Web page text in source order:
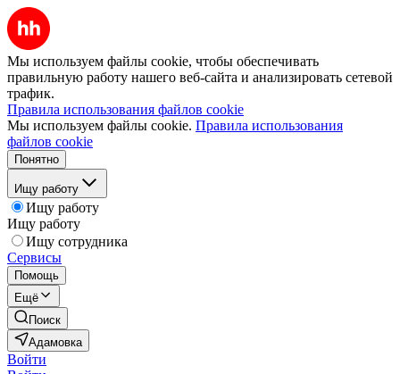
Мы используем файлы cookie, чтобы обеспечивать
правильную работу нашего веб-сайта и анализировать сетевой
трафик.
Правила использования файлов cookie
Мы используем файлы cookie. Правила использования
файлов cookie
Понятно
Ищу работу
Ищу работу
Ищу работу
Ищу сотрудника
Сервисы
Помощь
Ещё
Поиск
Адамовка
Войти